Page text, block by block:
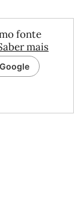
fonte
mais